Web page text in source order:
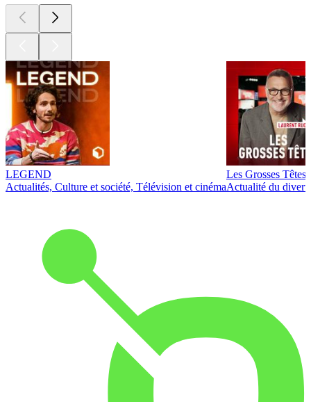
LEGEND
Actualités, Culture et société, Télévision et cinéma
Les Grosses Têtes
Actualité du